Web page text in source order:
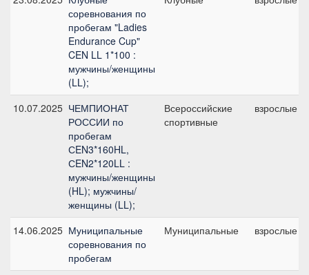
соревнования по
пробегам "Ladies
Endurance Cup"
CEN LL 1*100 :
мужчины/женщины
(LL);
10.07.2025 ЧЕМПИОНАТ
РОССИИ по
пробегам
СEN3*160HL,
СEN2*120LL :
мужчины/женщины
(HL); мужчины/
женщины (LL);
Всероссийские
спортивные
взрослые
14.06.2025 Муниципальные
соревнования по
пробегам
Муниципальные взрослые